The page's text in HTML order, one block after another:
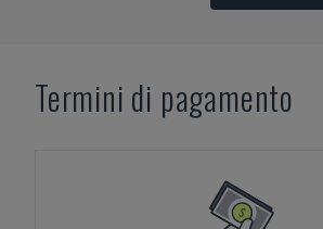
Termini di pagamento